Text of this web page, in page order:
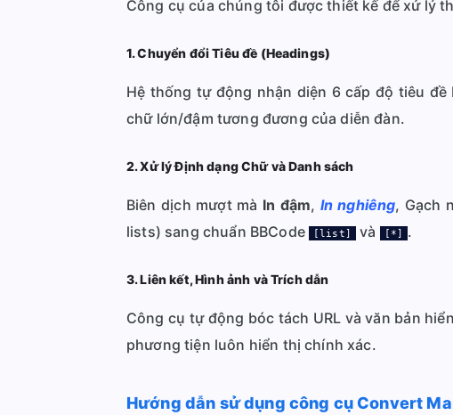
Công cụ của chúng tôi được thiết kế để xử lý
1. Chuyển đổi Tiêu đề (Headings)
Hệ thống tự động nhận diện 6 cấp độ tiêu
chữ lớn/đậm tương đương của diễn đàn.
2. Xử lý Định dạng Chữ và Danh sách
Biên dịch mượt mà In đậm, In nghiêng, Gạch
lists) sang chuẩn BBCode [list] và [*] .
3. Liên kết, Hình ảnh và Trích dẫn
Công cụ tự động bóc tách URL và văn bản
phương tiện luôn hiển thị chính xác.
Hướng dẫn sử dụng công cụ Convert